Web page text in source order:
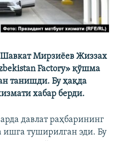
Мирзиёев Жиззах
Factory» қўшма
танишди. Бу ҳақда
хабар берди.
давлат раҳбарининг
туширилган эди. Бу